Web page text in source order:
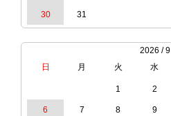
30 31
2026 / 9
日
月 火 水
1 2
6 7 8 9